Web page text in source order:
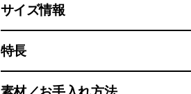
サイズ情報
特長